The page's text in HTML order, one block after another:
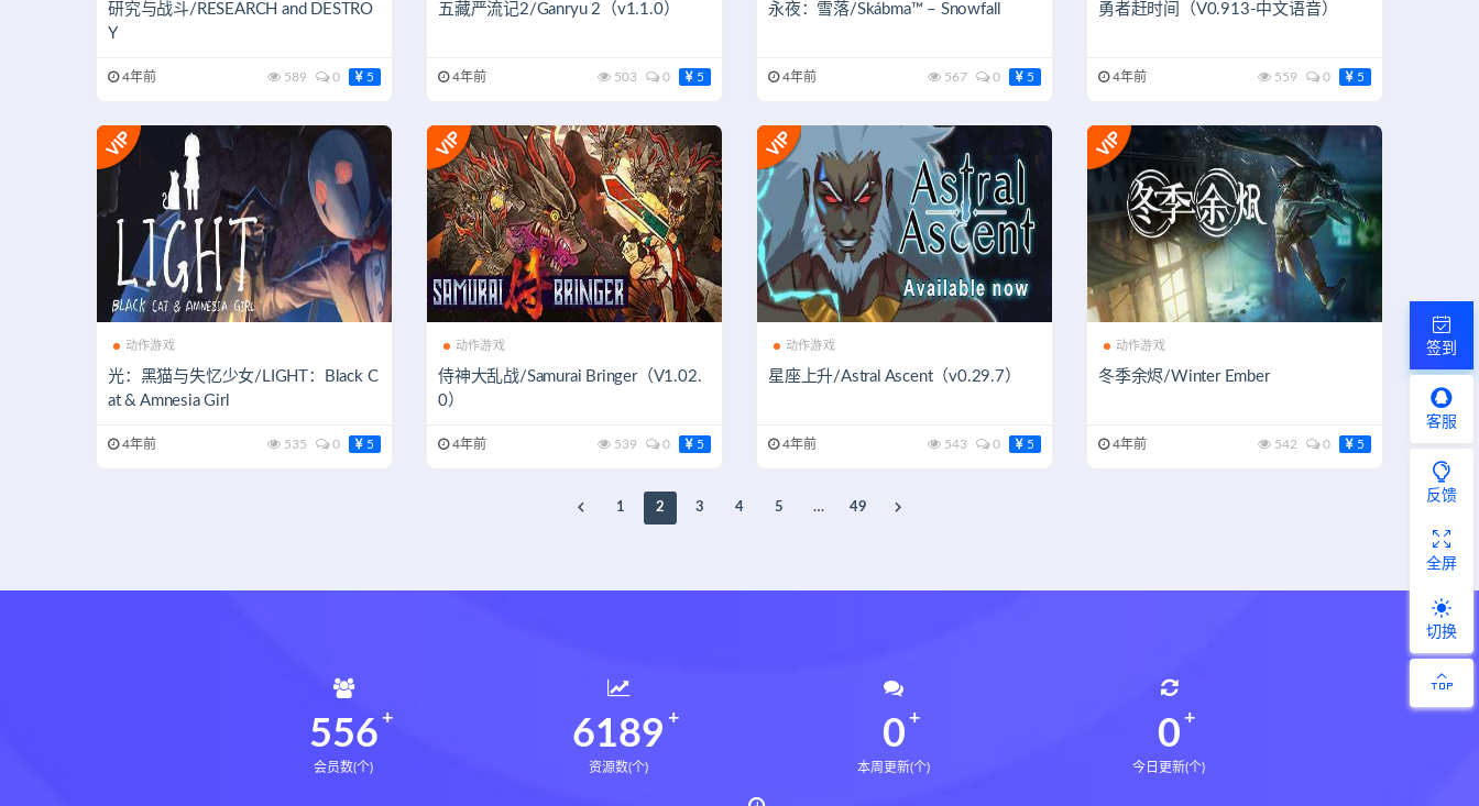
研究与战斗/RESEARCH and DESTRO
Y
4年前 589 0 5
五藏严流记2/Ganryu 2（v1.1.0）
4年前 503 0 5
永夜：雪落/Skábma™ – Snowfall
4年前 567 0 5
勇者赶时间（V0.913-中文语音）
4年前 559 0 5
动作游戏
光：黑猫与失忆少女/LIGHT：Black C
at & Amnesia Girl
4年前 535 0 5
动作游戏
侍神大乱战/Samurai Bringer（V1.02.
0）
4年前 539 0 5
动作游戏
星座上升/Astral Ascent（v0.29.7）
4年前 543 0 5
动作游戏
冬季余烬/Winter Ember
4年前 542 0 5
1 2 3 4 5 … 49
560
会员数(个)
6232
资源数(个)
0
本周更新(个)
0
今日更新(个)
签到
客服
反馈
全屏
切换